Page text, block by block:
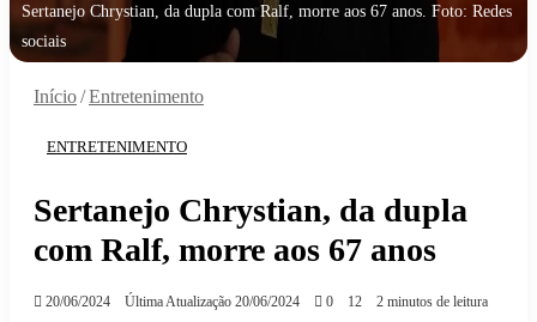
Sertanejo Chrystian, da dupla com Ralf, morre aos 67 anos. Foto: Redes
sociais
Início/Entretenimento
ENTRETENIMENTO
Sertanejo Chrystian, da dupla
com Ralf, morre aos 67 anos
20/06/2024 Última Atualização 20/06/2024 0 12 2 minutos de leitura